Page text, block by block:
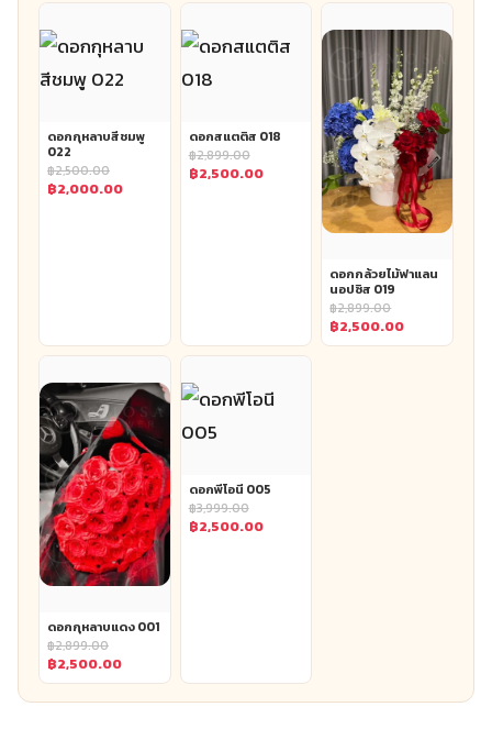
ดอกกุหลาบสีชมพู
022
฿2,500.00
Original
฿2,000.00
ดอกสแตติส 018
฿2,899.00
Original
฿2,500.00
ดอกกล้วยไม้ฟาแลน
นอปซิส 019
฿2,899.00
Original
price
฿2,500.00
Current
ดอกกุหลาบแดง 001
฿2,899.00
Original
price
was:
฿2,500.00
Current
price
ดอกพีโอนี 005
฿3,999.00
Original
฿2,500.00